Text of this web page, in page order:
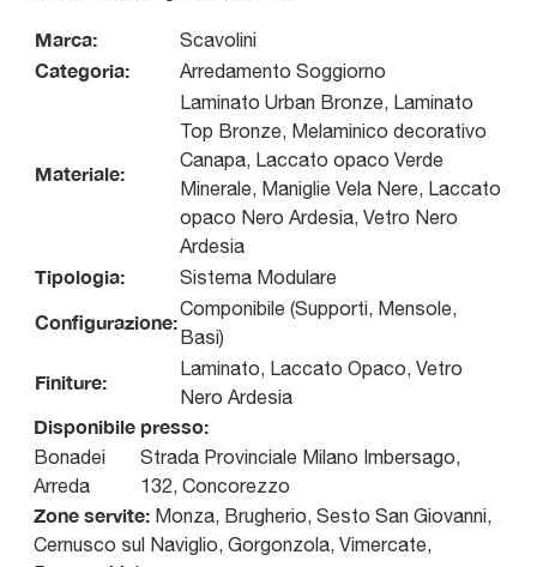
Marca: Scavolini
Categoria: Arredamento Soggiorno
Materiale:
Laminato Urban Bronze, Laminato
Top Bronze, Melaminico decorativo
Canapa, Laccato opaco Verde
Minerale, Maniglie Vela Nere, Laccato
opaco Nero Ardesia, Vetro Nero
Ardesia
Tipologia: Sistema Modulare
Configurazione:
Componibile (Supporti, Mensole,
Basi)
Finiture:
Laminato, Laccato Opaco, Vetro
Nero Ardesia
Disponibile presso:
Bonadei
Arreda
Strada Provinciale Milano Imbersago,
132, Concorezzo
Zone servite: Monza, Brugherio, Sesto San Giovanni,
Cernusco sul Naviglio, Gorgonzola, Vimercate,